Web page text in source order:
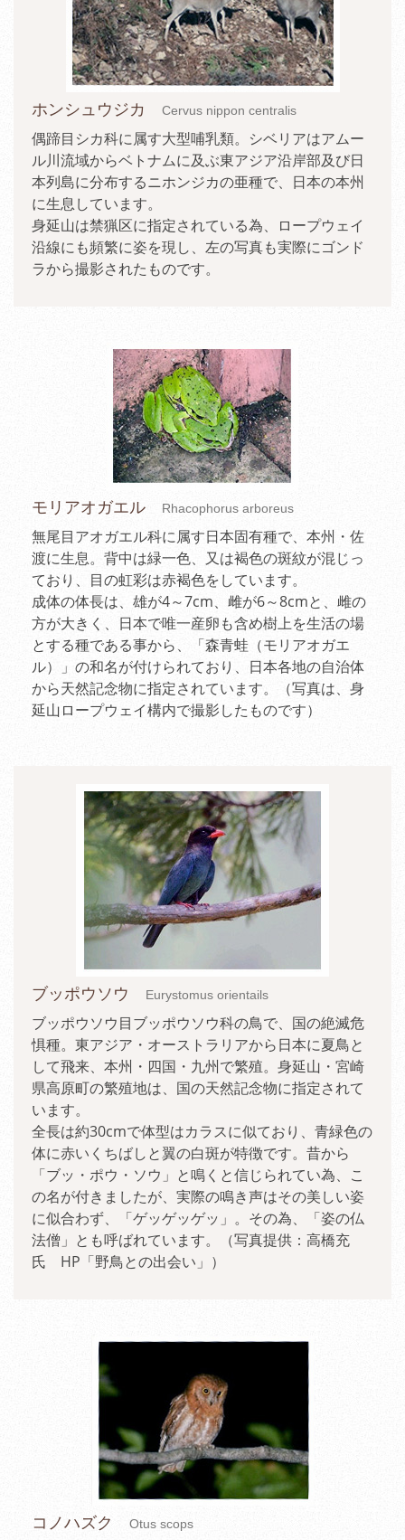
ホンシュウジカ Cervus nippon centralis
偶蹄目シカ科に属す大型哺乳類。シベリアはアムー
ル川流域からベトナムに及ぶ東アジア沿岸部及び日
本列島に分布するニホンジカの亜種で、日本の本州
に生息しています。
身延山は禁猟区に指定されている為、ロープウェイ
沿線にも頻繁に姿を現し、左の写真も実際にゴンド
ラから撮影されたものです。
モリアオガエル Rhacophorus arboreus
無尾目アオガエル科に属す日本固有種で、本州・佐
渡に生息。背中は緑一色、又は褐色の斑紋が混じっ
ており、目の虹彩は赤褐色をしています。
成体の体長は、雄が4～7cm、雌が6～8cmと、雌の
方が大きく、日本で唯一産卵も含め樹上を生活の場
とする種である事から、「森青蛙（モリアオガエ
ル）」の和名が付けられており、日本各地の自治体
から天然記念物に指定されています。（写真は、身
延山ロープウェイ構内で撮影したものです）
ブッポウソウ Eurystomus orientails
ブッポウソウ目ブッポウソウ科の鳥で、国の絶滅危
惧種。東アジア・オーストラリアから日本に夏鳥と
して飛来、本州・四国・九州で繁殖。身延山・宮崎
県高原町の繁殖地は、国の天然記念物に指定されて
います。
全長は約30cmで体型はカラスに似ており、青緑色の
体に赤いくちばしと翼の白斑が特徴です。昔から
「ブッ・ポウ・ソウ」と鳴くと信じられてい為、こ
の名が付きましたが、実際の鳴き声はその美しい姿
に似合わず、「ゲッゲッゲッ」。その為、「姿の仏
法僧」とも呼ばれています。（写真提供：高橋充
氏 HP「野鳥との出会い」）
コノハズク Otus scops